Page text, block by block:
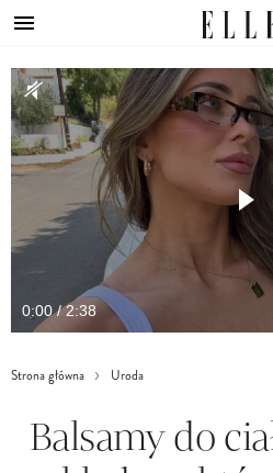
0:00 / 2:38
Strona główna Uroda
Balsamy do